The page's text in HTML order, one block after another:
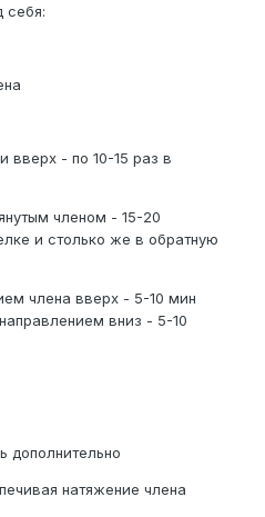
себя:
вверх - по 10-15 раз в
членом - 15-20
и столько же в обратную
члена вверх - 5-10 мин
вниз - 5-10
дополнительно
натяжение члена